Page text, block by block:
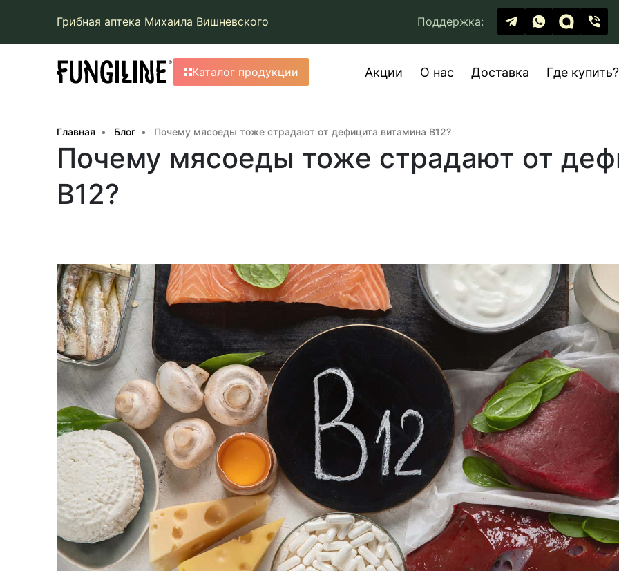
Грибная аптека Михаила Вишневского Поддержка:
Каталог продукции Акции О нас Доставка Где купить?
Главная Блог Почему мясоеды тоже страдают от дефицита витамина В12?
Почему мясоеды тоже страдают от
В12?